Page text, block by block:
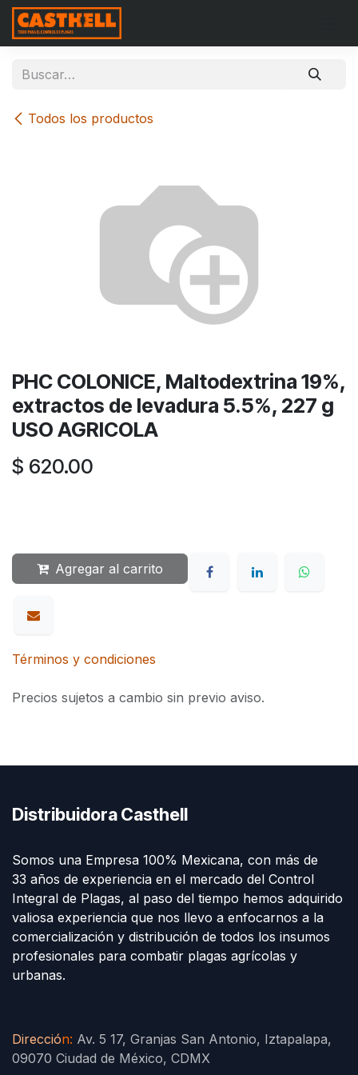
Ir al contenido
Todos los productos
PHC COLONICE, Maltodextrina 19%,
extractos de levadura 5.5%, 227 g
USO AGRICOLA
$ 620.00
Agregar al carrito
Términos y condiciones
Precios sujetos a cambio sin previo aviso.
Distribuidora Casthell
Somos una Empresa 100% Mexicana, con más de
33 años de experiencia en el mercado del Control
Integral de Plagas, al paso del tiempo hemos adquirido
valiosa experiencia que nos llevo a enfocarnos a la
comercialización y distribución de todos los insumos
profesionales para combatir plagas agrícolas y
urbanas.
Dirección: Av. 5 17, Granjas San Antonio, Iztapalapa,
09070 Ciudad de México, CDMX